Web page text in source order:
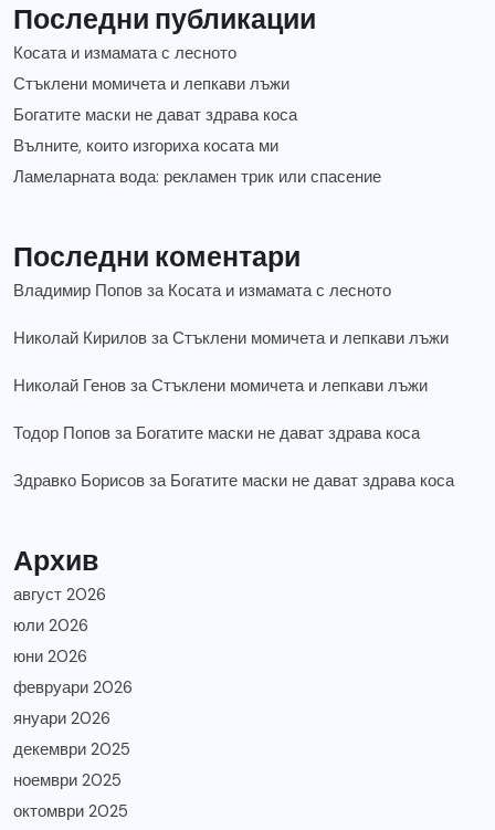
Последни публикации
Косата и измамата с лесното
Стъклени момичета и лепкави лъжи
Богатите маски не дават здрава коса
Вълните, които изгориха косата ми
Ламеларната вода: рекламен трик или спасение
Последни коментари
Владимир Попов за Косата и измамата с лесното
Николай Кирилов заСтъклени момичета и лепкави лъжи
Николай Генов заСтъклени момичета и лепкави лъжи
Тодор Попов за Богатите маски не дават здрава коса
Здравко Борисов за Богатите маски не дават здрава коса
Архив
август 2026
юли 2026
юни 2026
февруари 2026
януари 2026
декември 2025
ноември 2025
октомври 2025